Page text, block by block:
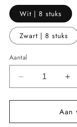
Wit | 8 stuks
Zwart | 8 stuks
Aantal
Aantal
verlagen
voor
RodHolder™️
|
|
Aan